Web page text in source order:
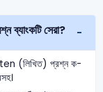
সেরা?
(লিখিত) প্রশ্ন ক-